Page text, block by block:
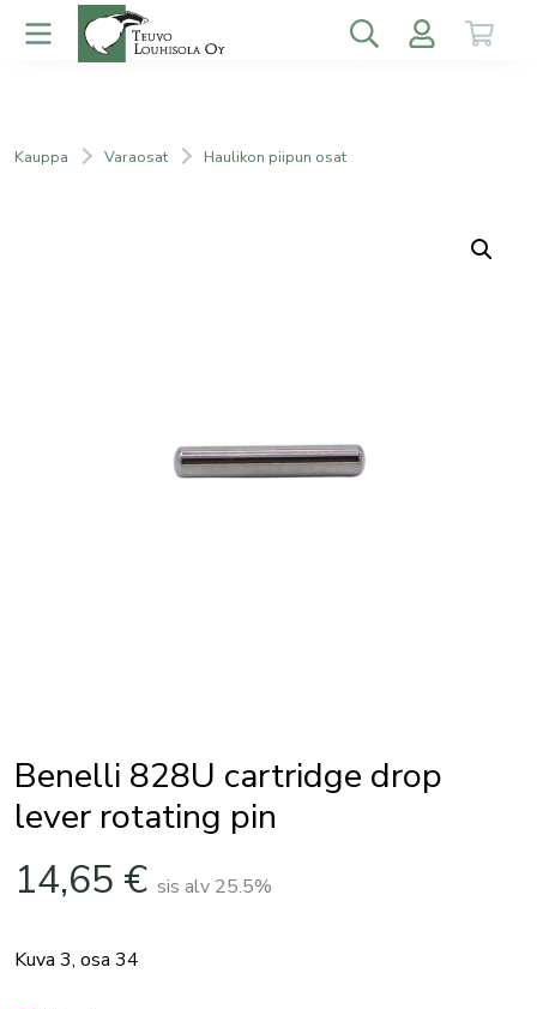
Kauppa Varaosat Haulikon piipun osat
Benelli 828U cartridge drop
lever rotating pin
14,65 € sis alv 25.5%
Kuva 3, osa 34